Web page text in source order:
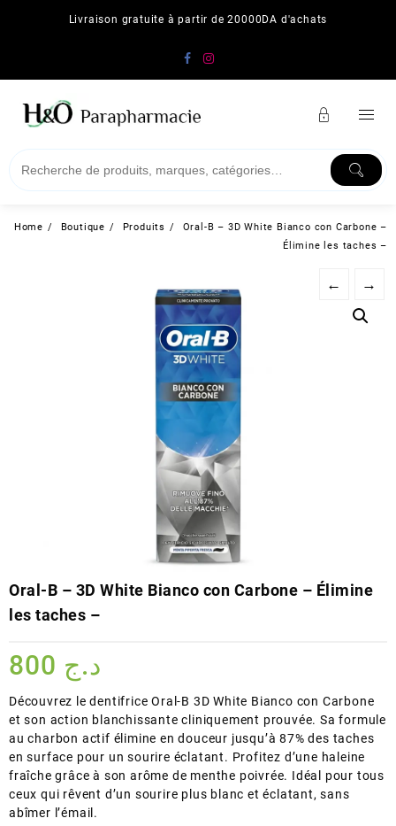
Livraison gratuite à partir de 20000DA d'achats
Home Boutique Produits
Oral-B – 3D White Bianco con Carbone –
Élimine les taches –
← →
Oral-B – 3D White Bianco con Carbone – Élimine
les taches –
د.ج
Découvrez le dentifrice Oral-B 3D White Bianco con Carbone
et son action blanchissante cliniquement prouvée. Sa formule
au charbon actif élimine en douceur jusqu’à 87% des taches
en surface pour un sourire éclatant. Profitez d’une haleine
fraîche grâce à son arôme de menthe poivrée. Idéal pour tous
ceux qui rêvent d’un sourire plus blanc et éclatant, sans
abîmer l’émail.